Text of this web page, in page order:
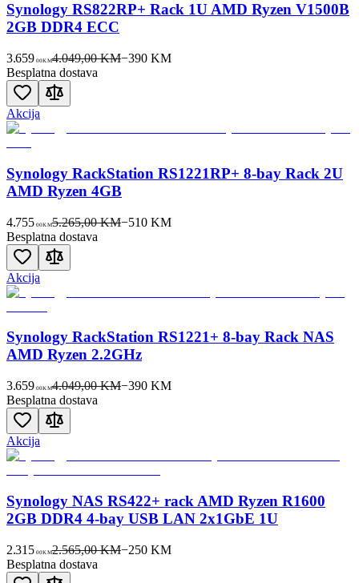
Synology RS822RP+ Rack 1U AMD Ryzen V1500B
2GB DDR4 ECC
3.659 00KM4.049,00 KM−390KM
Besplatna dostava
Akcija
Synology RackStation RS1221RP+ 8-bay Rack 2U
AMD Ryzen 4GB
4.755 00KM5.265,00 KM−510KM
Besplatna dostava
Akcija
Synology RackStation RS1221+ 8-bay Rack NAS
AMD Ryzen 2.2GHz
3.659 00KM4.049,00 KM−390KM
Besplatna dostava
Akcija
Synology NAS RS422+ rack AMD Ryzen R1600
2GB DDR4 4-bay USB LAN 2x1GbE 1U
2.315 00KM2.565,00 KM−250KM
Besplatna dostava